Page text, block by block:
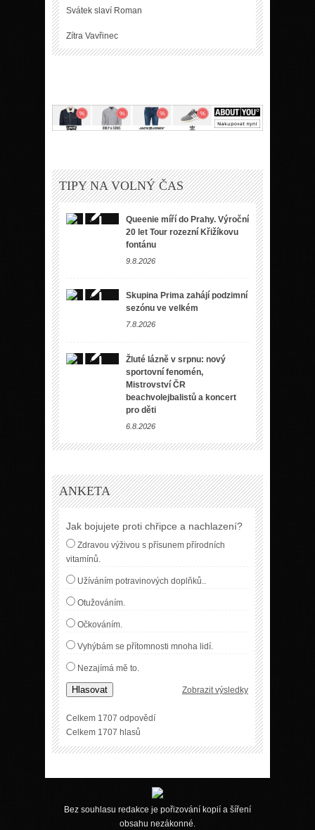
Svátek slaví Roman
Zítra Vavřinec
TIPY NA VOLNÝ ČAS
Queenie míří do Prahy. Výroční
20 let Tour rozezní Křižíkovu
fontánu
9.8.2026
Skupina Prima zahájí podzimní
sezónu ve velkém
7.8.2026
Žluté lázně v srpnu: nový
sportovní fenomén,
Mistrovství ČR
beachvolejbalistů a koncert
pro děti
6.8.2026
ANKETA
Jak bojujete proti chřipce a nachlazení?
Zdravou výživou s přísunem přírodních
vitamínů.
Užíváním potravinových doplňků..
Otužováním.
Očkováním.
Vyhýbám se přítomnosti mnoha lidí.
Nezajímá mě to.
Hlasovat Zobrazit výsledky
Celkem 1707 odpovědí
Celkem 1707 hlasů
Bez souhlasu redakce je pořizování kopií a šíření
obsahu nezákonné.